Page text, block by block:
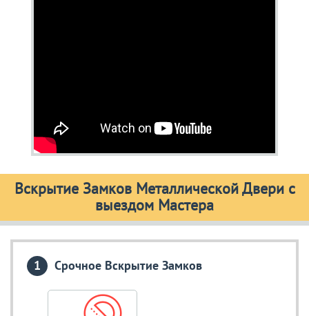
Вскрытие Замков Металлической Двери с
выездом Мастера
Срочное Вскрытие Замков